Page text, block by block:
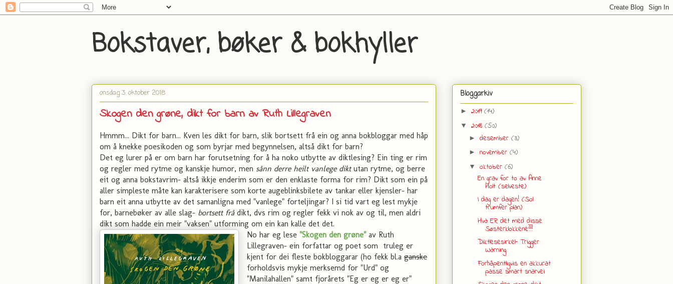
Bokstaver, bøker & bokhyller
onsdag 3. oktober 2018
Skogen den grøne, dikt for barn av Ruth Lillegraven
Hmmm... Dikt for barn... Kven les dikt for barn, slik bortsett frå ein og anna bokbloggar med håp
om å knekke poesikoden og som byrjar med begynnelsen, altså dikt for barn?
Det eg lurer på er om barn har forutsetning for å ha noko utbytte av diktlesing? Ein ting er rim
og regler med rytme og kanskje humor, men sånn derre heilt vanlege diktutan rytme, og berre
eit og anna bokstavrim- altså ikkje enderim som er den enklaste forma for rim? Dikt som ein på
aller simpleste måte kan karakterisere som korte augeblinksbilete av tankar eller kjensler- har
barn eit anna utbytte av det samanligna med "vanlege" forteljingar? I si tid vart eg lest mykje
for, barnebøker av alle slag- bortsett frå dikt, dvs rim og regler fekk vi nok av og til, men aldri
dikt som hadde ein meir "vaksen" utforming om ein kan kalle det det.
No har eg lese "Skogen den grøne"av Ruth
Lillegraven- ein forfattar og poet som truleg er
kjent for dei fleste bokbloggarar (ho fekk bl.a ganske
forholdsvis mykje merksemd for "Urd" og
"Manilahallen" samt fjorårets "Eg er eg er eg er"
Bloggarkiv
► 2019(14)
▼ 2018 (50)
► desember (3)
► november (4)
▼ oktober (6)
En grav for to av Anne
Holt (selveste)
I dag er dagen! (Sol
trumfer plan)
Hva ER det med disse
Søsterklokkene???
Diktlesesirkel- Trigger
Warning
Forhåpentligvis en akkurat
passe smart snarvei